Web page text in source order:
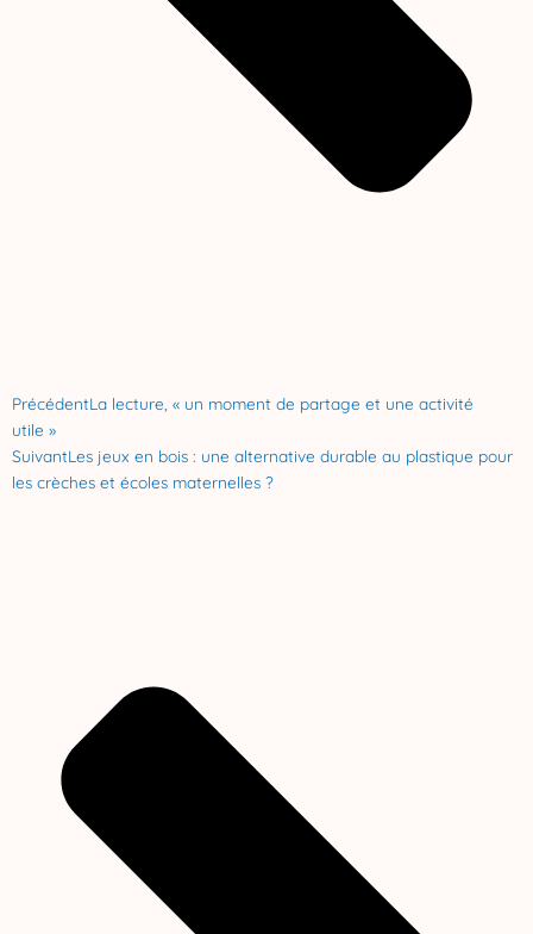
PrécédentLa lecture, « un moment de partage et une activité
utile »
SuivantLes jeux en bois : une alternative durable au plastique pour
les crèches et écoles maternelles ?